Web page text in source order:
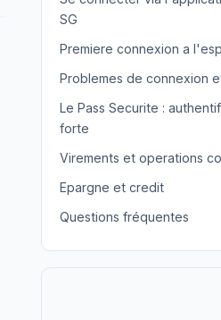
SG
Premiere connexion a
Problemes de connexion
Le Pass Securite :
forte
Virements et operations
Epargne et credit
Questions fréquentes